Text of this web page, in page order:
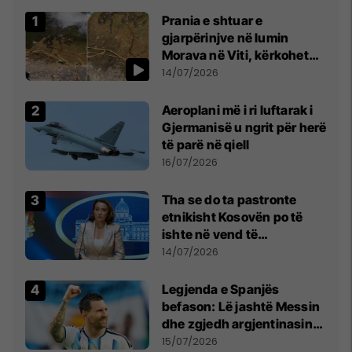
Prania e shtuar e
gjarpërinjve në lumin
Morava në Viti, kërkohet
kujdes nga qytetarët
14/07/2026
Aeroplani më i ri luftarak i
Gjermanisë u ngrit për herë
të parë në qiell
16/07/2026
Tha se do ta pastronte
etnikisht Kosovën po të
ishte në vend të
Millosheviqit, Lëvizja e
kërkon shkarkimin e
menjëhershëm të
Snezhana Paunoviq
14/07/2026
Legjenda e Spanjës
befason: Lë jashtë Messin
dhe zgjedh argjentinasin
më të mirë në botë
15/07/2026